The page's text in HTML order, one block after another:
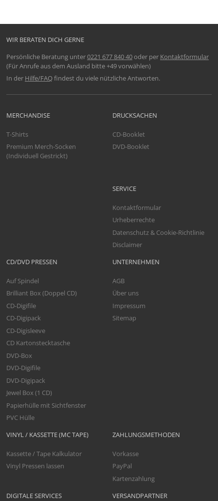
WIR BERATEN DICH GERNE
Persönliche Beratung unter0221 677 840 40oder per Kontaktformular
(Für Anrufe aus dem Ausland bitte +49 vorwählen)
In der Hilfe/FAQfindest du viele nützliche Antworten.
VINYL / KASSETTE (MC TAPE)
Kassette / Tape Kalkulator
Vinyl Pressen lassen
DIGITALE SERVICES
MERCHANDISE
T-Shirts
Premium Merch-Socken
(Individuell Gestrickt)
CD/DVD PRESSEN
Auf Spindel
Brilliant Box (Doppel CD)
CD-Digifile
CD-Digipack
CD-Digisleeve
CD Kartonstecktasche
DVD-Box
DVD-Digifile
DVD-Digipack
Jewel Box (1 CD)
Papierhülle mit Sichtfenster
PVC Hülle
DRUCKSACHEN
CD-Booklet
DVD-Booklet
SERVICE
Kontaktformular
Urheberrechte
Datenschutz & Cookie-Richtlinie
Disclaimer
UNTERNEHMEN
AGB
Über uns
Impressum
Sitemap
ZAHLUNGSMETHODEN
Vorkasse
PayPal
Kartenzahlung
VERSANDPARTNER